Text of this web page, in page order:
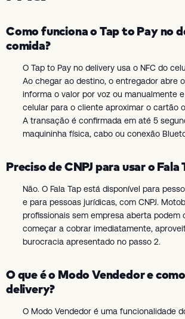
Como funciona o Tap to Pay no
comida?
O Tap to Pay no delivery usa o NFC do
Ao chegar ao destino, o entregador abre o
informa o valor por voz ou manualmente
celular para o cliente aproximar o cartão
A transação é confirmada em até 5
maquininha física, cabo ou conexão
Preciso de CNPJ para usar o Fala
Não. O Fala Tap está disponível para
e para pessoas jurídicas, com CNPJ.
profissionais sem empresa aberta podem
começar a cobrar imediatamente,
burocracia apresentado no passo 2.
O que é o Modo Vendedor e
delivery?
O Modo Vendedor é uma funcionalidade